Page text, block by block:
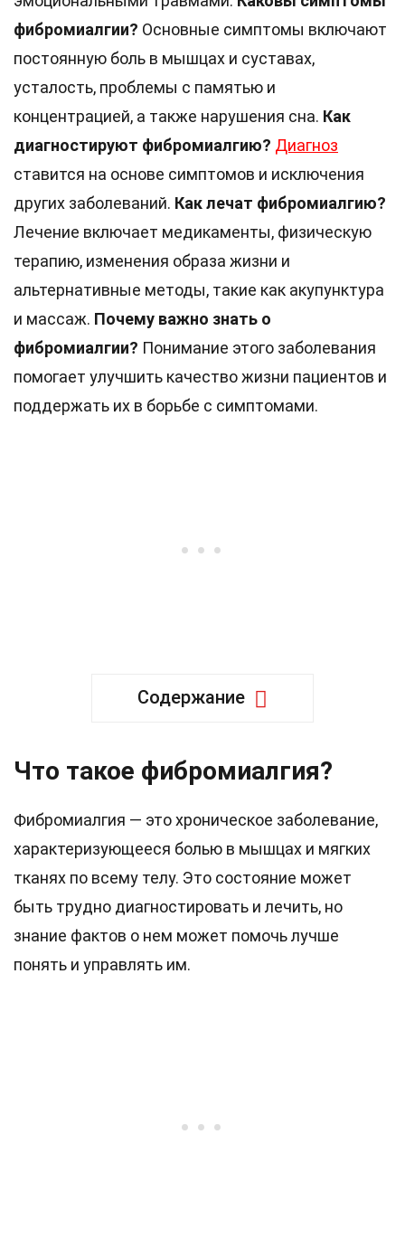
фибромиалгии? Основные симптомы включают
постоянную боль в мышцах и суставах,
усталость, проблемы с памятью и
концентрацией, а также нарушения сна. Как
диагностируют фибромиалгию? Диагноз
ставится на основе симптомов и исключения
других заболеваний. Как лечат фибромиалгию?
Лечение включает медикаменты, физическую
терапию, изменения образа жизни и
альтернативные методы, такие как акупунктура
и массаж. Почему важно знать о
фибромиалгии? Понимание этого заболевания
помогает улучшить качество жизни пациентов и
поддержать их в борьбе с симптомами.
Содержание
Что такое фибромиалгия?
Фибромиалгия — это хроническое заболевание,
характеризующееся болью в мышцах и мягких
тканях по всему телу. Это состояние может
быть трудно диагностировать и лечить, но
знание фактов о нем может помочь лучше
понять и управлять им.